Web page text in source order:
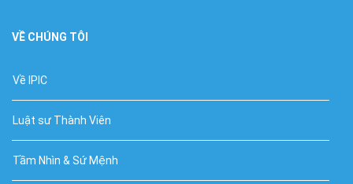
VỀ CHÚNG TÔI
Về IPIC
Luật sư Thành Viên
Tầm Nhìn & Sứ Mệnh